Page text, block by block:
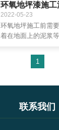
拭防裂砂浆,压力进
擦拭灰尘的最后一
环氧地坪漆施
2022-05-23
环氧地坪施工前需
着在地面上的泥浆
1
联系我们